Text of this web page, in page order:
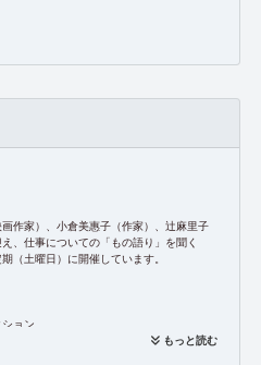
作家）、小倉美惠子（作家）、辻麻里子
、仕事についての「もの語り」を聞く
（土曜日）に開催しています。
ョン
もっと読む